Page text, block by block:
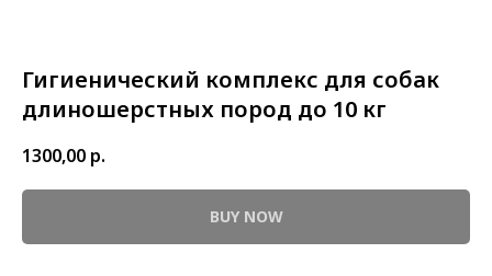
Гигиенический комплекс для собак
длиношерстных пород до 10 кг
1300,00 р.
BUY NOW